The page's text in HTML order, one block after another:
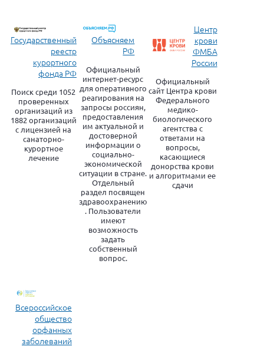
Государственный
реестр
курортного
фонда РФ
Поиск среди 1052
проверенных
организаций из
1882 организаций
с лицензией на
санаторно-
курортное
лечение
Объясняем
РФ
Официальный
интернет-ресурс
для оперативного
реагирования на
запросы россиян,
предоставления
им актуальной и
достоверной
информации о
социально-
экономической
ситуации в стране.
Отдельный
раздел посвящен
здравоохранению
. Пользователи
имеют
возможность
задать
собственный
вопрос.
Центр
крови
ФМБА
России
Официальный
сайт Центра крови
Федерального
медико-
биологического
агентства с
ответами на
вопросы,
касающиеся
донорства крови
и алгоритмами ее
сдачи
Всероссийское
общество
орфанных
заболеваний